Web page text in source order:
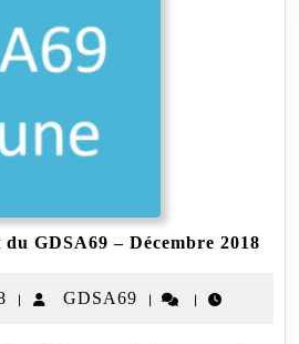
GDSA69 – Décembre 2018
1| GDSA69 GDSA69
| |